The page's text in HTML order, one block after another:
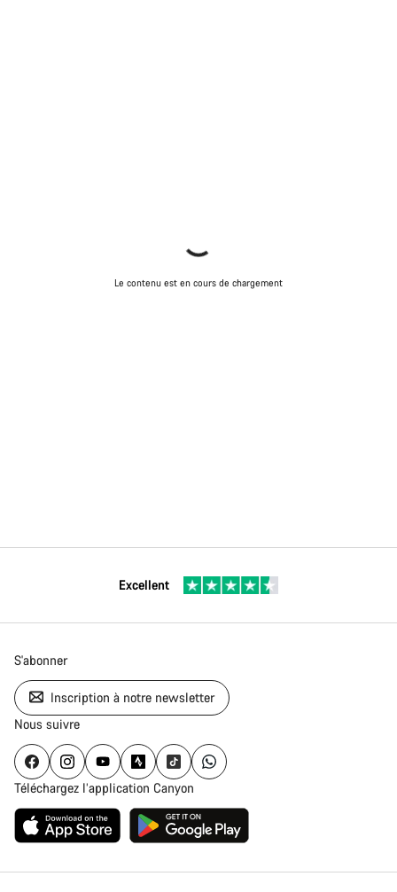
Le contenu est en cours de chargement
Excellent
S'abonner
Inscription à notre newsletter
Nous suivre
Téléchargez l’application Canyon